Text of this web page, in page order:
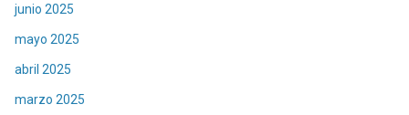
junio 2025
mayo 2025
abril 2025
marzo 2025